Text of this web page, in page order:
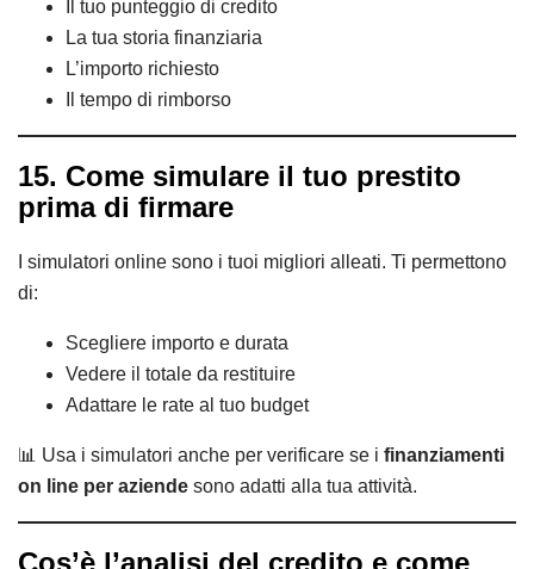
Il tuo punteggio di credito
La tua storia finanziaria
L’importo richiesto
Il tempo di rimborso
15. Come simulare il tuo prestito
prima di firmare
I simulatori online sono i tuoi migliori alleati. Ti permettono
di:
Scegliere importo e durata
Vedere il totale da restituire
Adattare le rate al tuo budget
📊 Usa i simulatori anche per verificare se i finanziamenti
on line per aziende sono adatti alla tua attività.
Cos’è l’analisi del credito e come